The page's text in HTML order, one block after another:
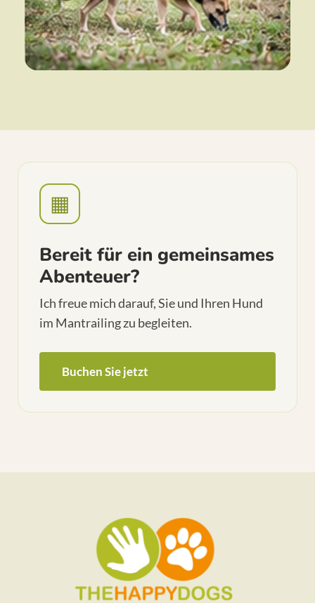
▦
Bereit für ein gemeinsames
Abenteuer?
Ich freue mich darauf, Sie und Ihren Hund
im Mantrailing zu begleiten.
Buchen Sie jetzt